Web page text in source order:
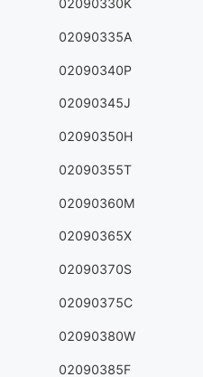
02090330K
02090335A
02090340P
02090345J
02090350H
02090355T
02090360M
02090365X
02090370S
02090375C
02090380W
02090385F